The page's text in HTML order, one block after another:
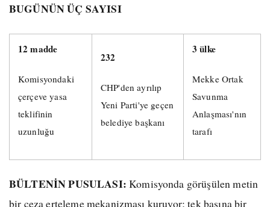
BUGÜNÜN ÜÇ SAYISI
12 madde
Komisyondaki
çerçeve yasa
teklifinin
uzunluğu
232
CHP'den ayrılıp
Yeni Parti'ye geçen
belediye başkanı
3 ülke
Mekke Ortak
Savunma
Anlaşması'nın
tarafı
BÜLTENİN PUSULASI: Komisyonda görüşülen metin
bir ceza erteleme mekanizması kuruyor; tek başına bir